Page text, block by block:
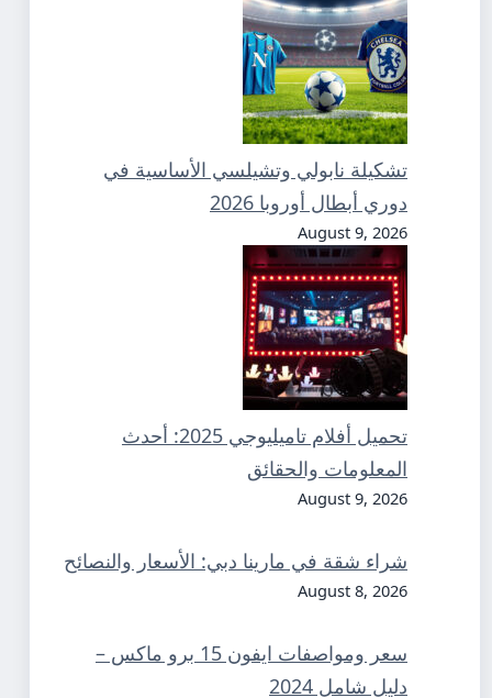
تشكيلة نابولي وتشيلسي الأساسية في
دوري أبطال أوروبا 2026
August 9, 2026
تحميل أفلام تاميليوجي 2025: أحدث
المعلومات والحقائق
August 9, 2026
شراء شقة في مارينا دبي: الأسعار والنصائح
August 8, 2026
سعر ومواصفات ايفون 15 برو ماكس –
دليل شامل 2024